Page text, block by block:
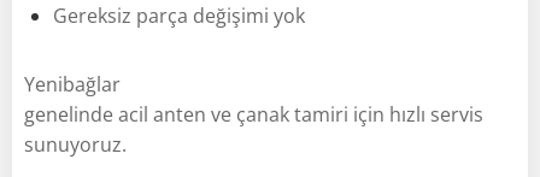
Gereksiz parça değişimi yok
Yenibağlar
genelinde acil anten ve çanak tamiri için hızlı servis
sunuyoruz.